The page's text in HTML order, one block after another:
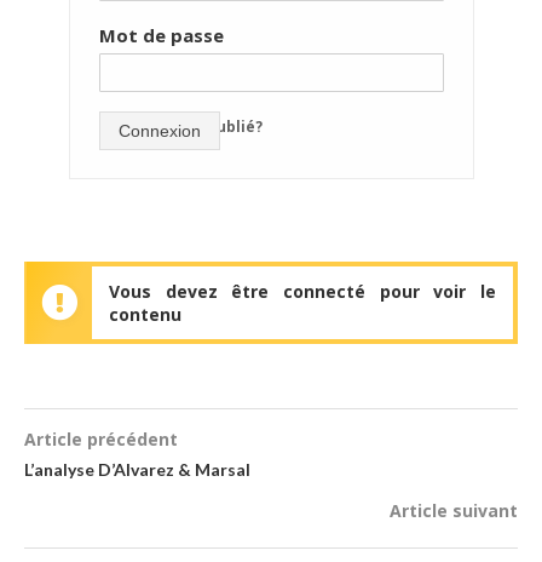
Mot de passe
mot de passe oublié?
Connexion
Vous devez être connecté pour voir le
contenu
Article précédent
L’analyse D’Alvarez & Marsal
Article suivant